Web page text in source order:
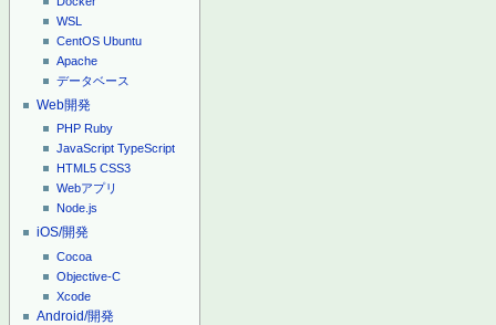
WSL
CentOS Ubuntu
Apache
データベース
Web開発
PHP Ruby
JavaScript TypeScript
HTML5 CSS3
Webアプリ
Node.js
iOS/開発
Cocoa
Objective-C
Xcode
Android/開発